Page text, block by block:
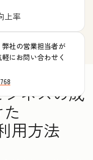
上率
社の営業担当者が
にお問い合わせく
ネスの成
用方法